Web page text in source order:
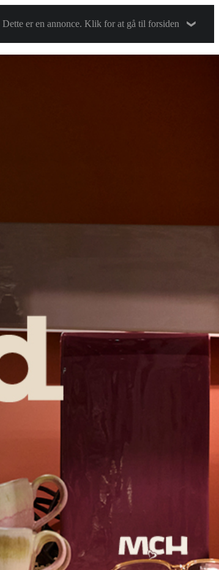
Dette er en annonce. Klik for at gå til forsiden